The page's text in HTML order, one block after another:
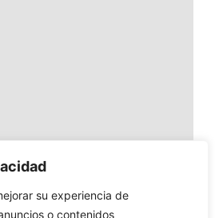
su experiencia de
o contenidos